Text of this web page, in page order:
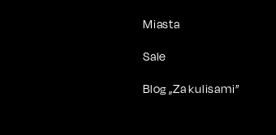
Miasta
Sale
Blog „Za kulisami”